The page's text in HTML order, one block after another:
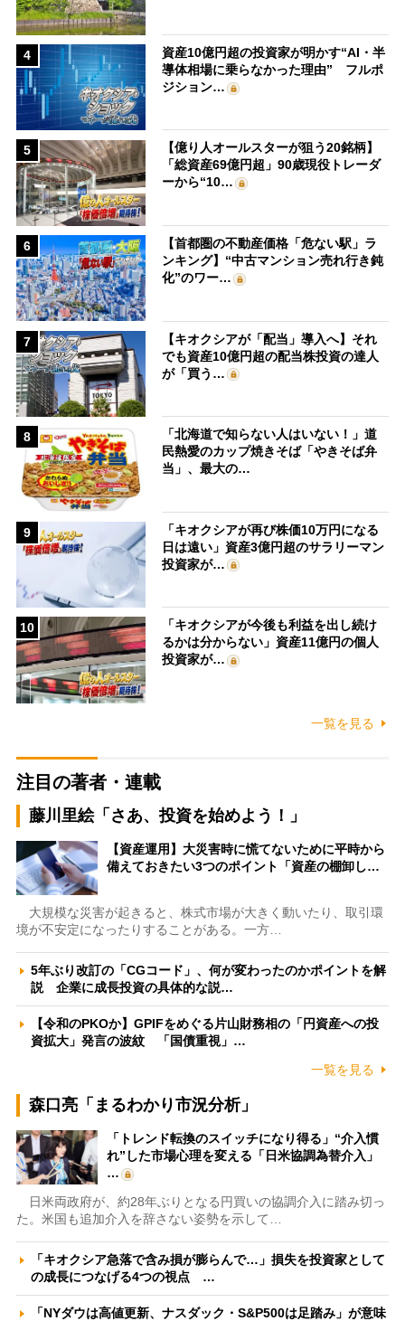
4
資産10億円超の投資家が明かす“AI・半
導体相場に乗らなかった理由” フルポ
ジション…
5
【億り人オールスターが狙う20銘柄】
「総資産69億円超」90歳現役トレーダ
ーから“10…
6
【首都圏の不動産価格「危ない駅」ラ
ンキング】“中古マンション売れ行き鈍
化”のワー…
7
【キオクシアが「配当」導入へ】それ
でも資産10億円超の配当株投資の達人
が「買う…
8
「北海道で知らない人はいない！」道
民熱愛のカップ焼きそば「やきそば弁
当」、最大の…
9
「キオクシアが再び株価10万円になる
日は遠い」資産3億円超のサラリーマン
投資家が…
10
「キオクシアが今後も利益を出し続け
るかは分からない」資産11億円の個人
投資家が…
一覧を見る
注目の著者・連載
藤川里絵「さあ、投資を始めよう！」
【資産運用】大災害時に慌てないために平時から
備えておきたい3つのポイント「資産の棚卸し…
大規模な災害が起きると、株式市場が大きく動いたり、取引環
境が不安定になったりすることがある。一方…
5年ぶり改訂の「CGコード」、何が変わったのかポイントを解
説 企業に成長投資の具体的な説…
【令和のPKOか】GPIFをめぐる片山財務相の「円資産への投
資拡大」発言の波紋 「国債重視」…
一覧を見る
森口亮「まるわかり市況分析」
「トレンド転換のスイッチになり得る」“介入慣
れ”した市場心理を変える「日米協調為替介入」
…
日米両政府が、約28年ぶりとなる円買いの協調介入に踏み切っ
た。米国も追加介入を辞さない姿勢を示して…
「キオクシア急落で含み損が膨らんで…」損失を投資家として
の成長につなげる4つの視点 …
「NYダウは高値更新、ナスダック・S&P500は足踏み」が意味